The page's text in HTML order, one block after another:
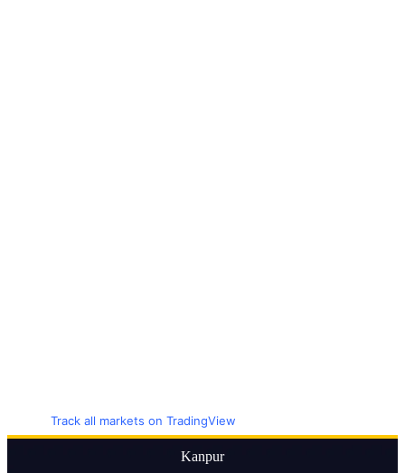
Track all markets on TradingView
Kanpur